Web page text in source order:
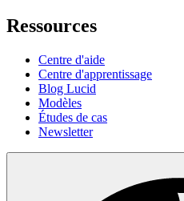
Ressources
Centre d'aide
Centre d'apprentissage
Blog Lucid
Modèles
Études de cas
Newsletter